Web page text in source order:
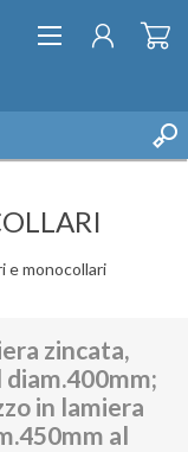
e monocollari
zincata,
in lamiera
al